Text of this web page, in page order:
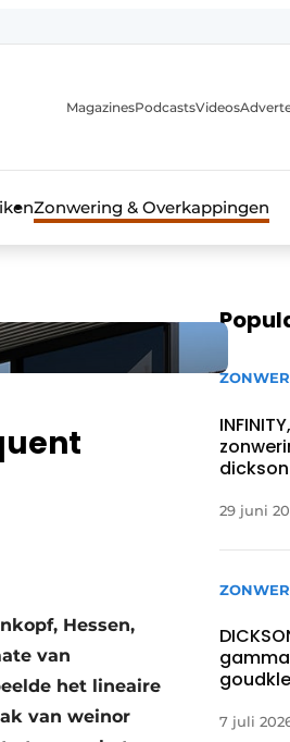
MagazinesPodcastsVideos
Zonwering & Overkappingen
Hessen,
van
het lineaire
van weinor
29 juni
7 juli